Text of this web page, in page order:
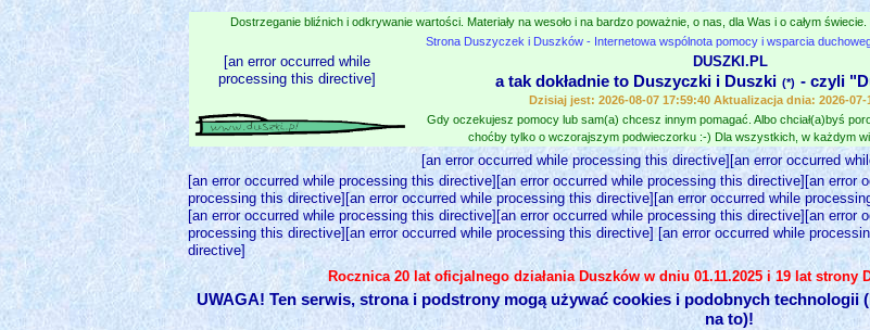
Dostrzeganie bliźnich i odkrywanie wartości. Materiały na wesoło i na bardzo poważnie, o nas, dla Was i o całym
[an error occurred while
processing this directive]
Strona Duszyczek i Duszków - Internetowa wspólnota pomocy i wsparcia
DUSZKI.PL
a tak dokładnie to Duszyczki i Duszki (*) - czyli
Dzisiaj jest: 2026-08-07 17:59:40 Aktualizacja dnia: 2026-07-
Gdy oczekujesz pomocy lub sam(a) chcesz innym pomagać. Albo chciał(a)byś
choćby tylko o wczorajszym podwieczorku :-) Dla wszystkich, w każdym
[an error occurred while processing this directive][an error occurred
[an error occurred while processing this directive][an error occurred while processing this directive][an error
processing this directive][an error occurred while processing this directive][an error occurred while
[an error occurred while processing this directive][an error occurred while processing this directive][an error
processing this directive][an error occurred while processing this directive] [an error occurred while
directive]
Rocznica 20 lat oficjalnego działania Duszków w dniu 01.11.2025 i 19 lat strony
UWAGA! Ten serwis, strona i podstrony mogą używać cookies i podobnych technologii
na to)!